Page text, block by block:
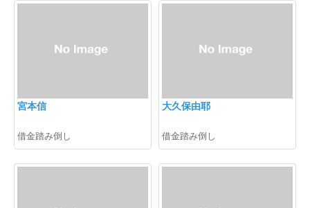
宮本信
借金踏み倒し
大久保由耶
借金踏み倒し